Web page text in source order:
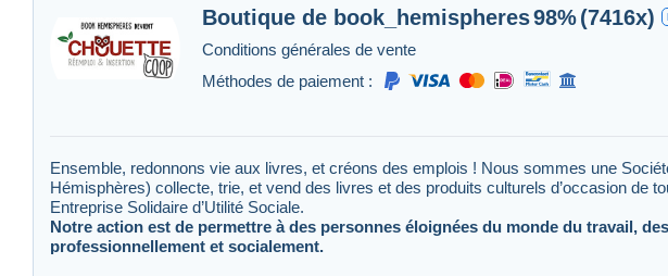
Boutique de book_hemispheres98%(7416x)
Conditions générales de vente
Méthodes de paiement :
Ensemble, redonnons vie aux livres, et créons des emplois ! Nous sommes une
Hémisphères) collecte, trie, et vend des livres et des produits culturels d’occasion de
Entreprise Solidaire d’Utilité Sociale.
Notre action est de permettre à des personnes éloignées du monde du travail,
professionnellement et socialement.